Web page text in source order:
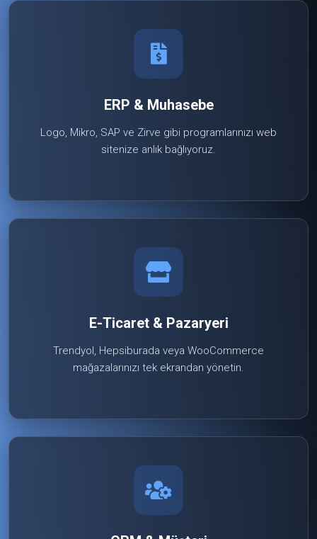
ERP & Muhasebe
Logo, Mikro, SAP ve Zirve gibi programlarınızı web
sitenize anlık bağlıyoruz.
E-Ticaret & Pazaryeri
Trendyol, Hepsiburada veya WooCommerce
mağazalarınızı tek ekrandan yönetin.